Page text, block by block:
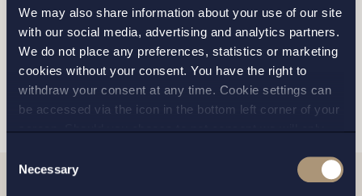
We may also share information about your use of our site
with our social media, advertising and analytics partners.
We do not place any preferences, statistics or marketing
cookies without your consent. You have the right to
withdraw your consent at any time. Cookie settings can
be accessed via the icon in the bottom left corner of your
screen. Should you choose to not consent we will only
andprivacy policy
for more details on cookies and our
Selection
Necessary
personuppgiftspolicy